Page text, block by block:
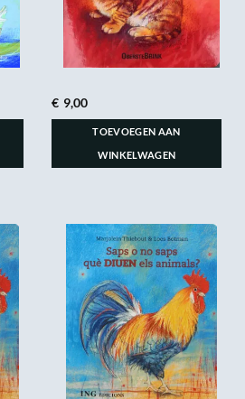
€ 9,00
TOEVOEGEN AAN
WINKELWAGEN